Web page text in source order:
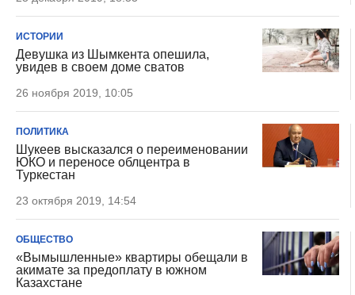
ИСТОРИИ
Девушка из Шымкента опешила,
увидев в своем доме сватов
26 ноября 2019, 10:05
ПОЛИТИКА
Шукеев высказался о переименовании
ЮКО и переносе облцентра в
Туркестан
23 октября 2019, 14:54
ОБЩЕСТВО
«Вымышленные» квартиры обещали в
акимате за предоплату в южном
Казахстане